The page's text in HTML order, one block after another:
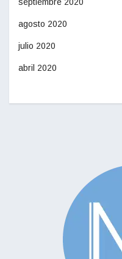
agosto 2020
julio 2020
abril 2020